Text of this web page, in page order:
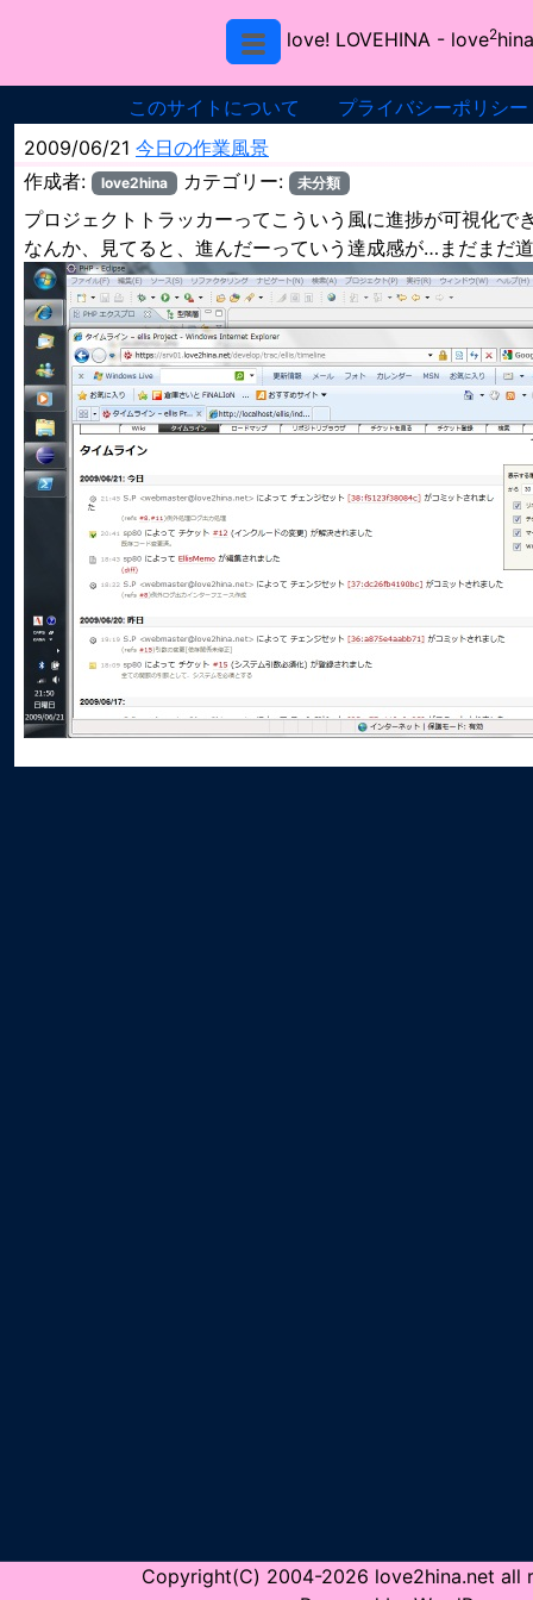
love! LOVEHINA - love2
このサイトについて
プライバシーポリシー
2009/06/21 今日の作業風景
作成者:
love2hina カテゴリー: 未分類
プロジェクトトラッカーってこういう風に進捗が可視化で
なんか、見てると、進んだーっていう達成感が…まだまだ
Copyright(C) 2004-2026 love2hina.net all